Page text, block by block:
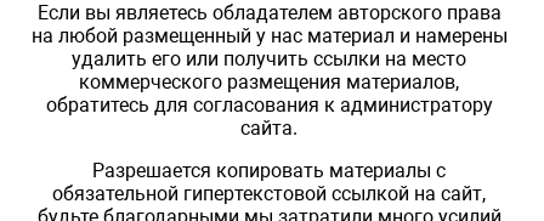
Если вы являетесь обладателем авторского права
на любой размещенный у нас материал и намерены
удалить его или получить ссылки на место
коммерческого размещения материалов,
обратитесь для согласования к администратору
сайта.
Разрешается копировать материалы с
обязательной гипертекстовой ссылкой на сайт,